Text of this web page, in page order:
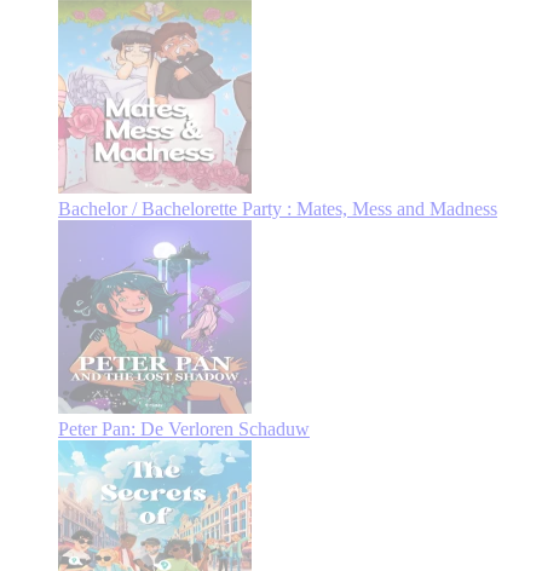
Bachelor / Bachelorette Party : Mates, Mess and Madness
Peter Pan: De Verloren Schaduw